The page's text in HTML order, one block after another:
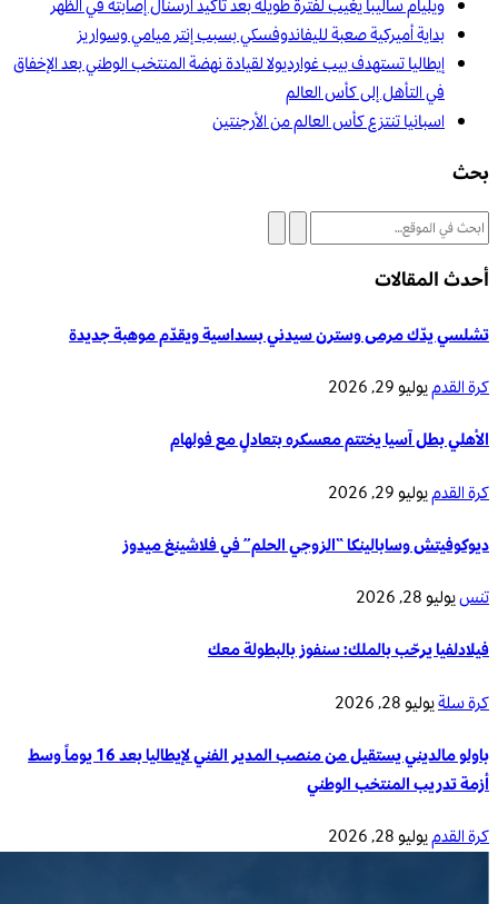
ويليام ساليبا يغيب لفترة طويلة بعد تأكيد أرسنال إصابته في الظهر
بداية أميركية صعبة لليفاندوفسكي بسبب إنتر ميامي وسواريز
إيطاليا تستهدف بيب غوارديولا لقيادة نهضة المنتخب الوطني بعد الإخفاق
في التأهل إلى كأس العالم
اسبانيا تنتزع كأس العالم من الأرجنتين
بحث
أحدث المقالات
تشلسي يدّك مرمى وسترن سيدني بسداسية ويقدّم موهبة جديدة
كرة القدميوليو 29, 2026
الأهلي بطل آسيا يختتم معسكره بتعادلٍ مع فولهام
كرة القدميوليو 29, 2026
ديوكوفيتش وسابالينكا “الزوجي الحلم” في فلاشينغ ميدوز
تنسيوليو 28, 2026
فيلادلفيا يرحّب بالملك: سنفوز بالبطولة معك
كرة سلةيوليو 28, 2026
باولو مالديني يستقيل من منصب المدير الفني لإيطاليا بعد 16 يوماً وسط
أزمة تدريب المنتخب الوطني
كرة القدميوليو 28, 2026